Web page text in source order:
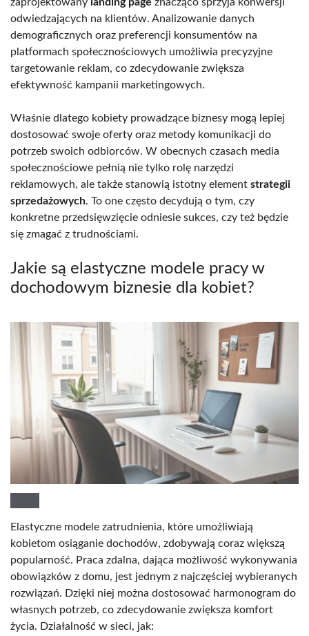
odwiedzających na klientów. Analizowanie danych
demograficznych oraz preferencji konsumentów na
platformach społecznościowych umożliwia precyzyjne
targetowanie reklam, co zdecydowanie zwiększa
efektywność kampanii marketingowych.
Właśnie dlatego kobiety prowadzące biznesy mogą lepiej
dostosować swoje oferty oraz metody komunikacji do
potrzeb swoich odbiorców. W obecnych czasach media
społecznościowe pełnią nie tylko rolę narzędzi
reklamowych, ale także stanowią istotny element strategii
sprzedażowych. To one często decydują o tym, czy
konkretne przedsięwzięcie odniesie sukces, czy też będzie
się zmagać z trudnościami.
Jakie są elastyczne modele pracy w
dochodowym biznesie dla kobiet?
Elastyczne modele zatrudnienia, które umożliwiają
kobietom osiąganie dochodów, zdobywają coraz większą
popularność. Praca zdalna, dająca możliwość wykonywania
obowiązków z domu, jest jednym z najczęściej wybieranych
rozwiązań. Dzięki niej można dostosować harmonogram do
własnych potrzeb, co zdecydowanie zwiększa komfort
życia. Działalność w sieci, jak: